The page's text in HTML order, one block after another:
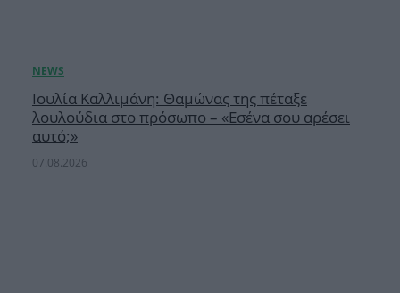
Ιουλία Καλλιμάνη: Θαμώνας της πέταξε
λουλούδια στο πρόσωπο – «Εσένα σου αρέσει
αυτό;»
07.08.2026